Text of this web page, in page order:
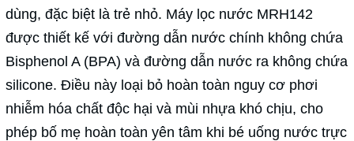
dùng, đặc biệt là trẻ nhỏ. Máy lọc nước MRH142
được thiết kế với đường dẫn nước chính không chứa
Bisphenol A (BPA) và đường dẫn nước ra không chứa
silicone. Điều này loại bỏ hoàn toàn nguy cơ phơi
nhiễm hóa chất độc hại và mùi nhựa khó chịu, cho
phép bố mẹ hoàn toàn yên tâm khi bé uống nước trực